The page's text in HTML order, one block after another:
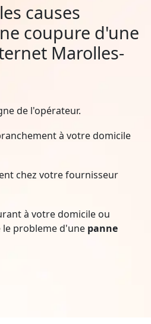
causes
coupure d'une
Marolles-
de l'opérateur.
à votre domicile
chez votre fournisseur
à votre domicile ou
probleme d'une panne